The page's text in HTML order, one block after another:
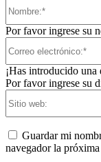
Por favor ingrese su
¡Has introducido
Por favor ingrese su
Guardar mi
navegador la